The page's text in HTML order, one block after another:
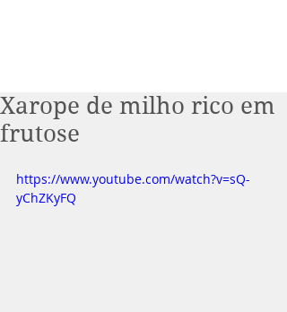
Xarope de milho rico em
frutose
https://www.youtube.com/watch?v=sQ-
yChZKyFQ